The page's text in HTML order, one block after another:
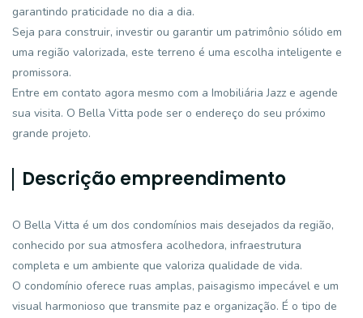
garantindo praticidade no dia a dia.
Seja para construir, investir ou garantir um patrimônio sólido em
uma região valorizada, este terreno é uma escolha inteligente e
promissora.
Entre em contato agora mesmo com a Imobiliária Jazz e agende
sua visita. O Bella Vitta pode ser o endereço do seu próximo
grande projeto.
Descrição empreendimento
O Bella Vitta é um dos condomínios mais desejados da região,
conhecido por sua atmosfera acolhedora, infraestrutura
completa e um ambiente que valoriza qualidade de vida.
O condomínio oferece ruas amplas, paisagismo impecável e um
visual harmonioso que transmite paz e organização. É o tipo de